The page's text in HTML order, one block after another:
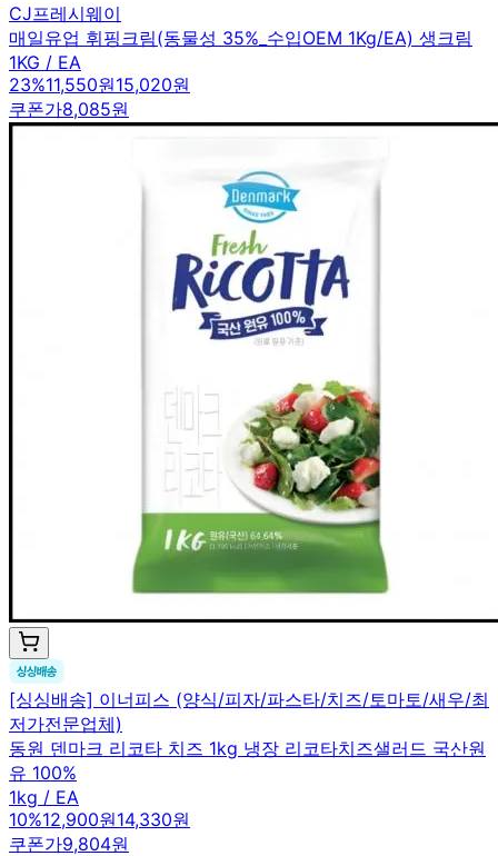
CJ프레시웨이
매일유업 휘핑크림(동물성 35%_수입OEM 1Kg/EA) 생크림
1KG / EA
23%11,550원15,020원
쿠폰가8,085원
[싱싱배송] 이너피스 (양식/피자/파스타/치즈/토마토/새우/최
저가전문업체)
동원 덴마크 리코타 치즈 1kg 냉장 리코타치즈샐러드 국산원
유 100%
1kg / EA
10%12,900원14,330원
쿠폰가9,804원